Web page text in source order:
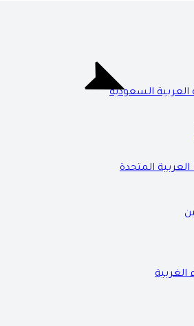
العربية السعودية
العربية المتحدة
الغربية